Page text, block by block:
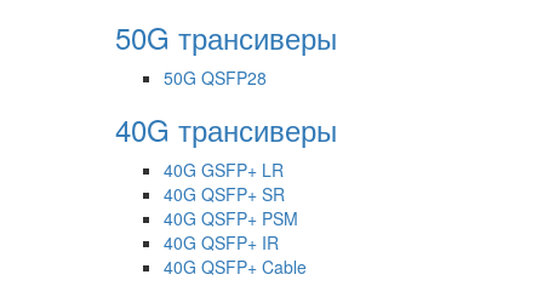
50G трансиверы
50G QSFP28
40G трансиверы
40G GSFP+ LR
40G QSFP+ SR
40G QSFP+ PSM
40G QSFP+ IR
40G QSFP+ Cable